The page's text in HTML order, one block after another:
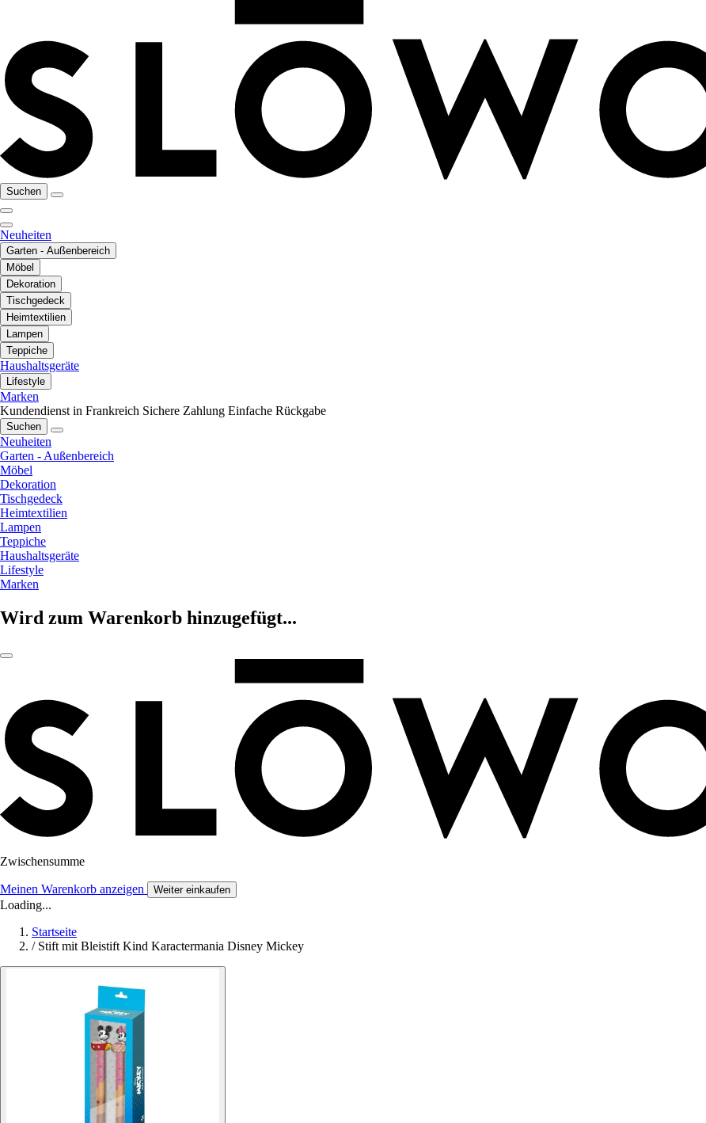
Suchen
Neuheiten
Garten - Außenbereich
Möbel
Dekoration
Tischgedeck
Heimtextilien
Lampen
Teppiche
Haushaltsgeräte
Lifestyle
Marken
Kundendienst in Frankreich Sichere Zahlung Einfache Rückgabe
Suchen
Neuheiten
Garten - Außenbereich
Möbel
Dekoration
Tischgedeck
Heimtextilien
Lampen
Teppiche
Haushaltsgeräte
Lifestyle
Marken
Wird zum Warenkorb hinzugefügt...
Zwischensumme
Meinen Warenkorb anzeigen Weiter einkaufen
Loading...
Startseite
/ Stift mit Bleistift Kind Karactermania Disney Mickey